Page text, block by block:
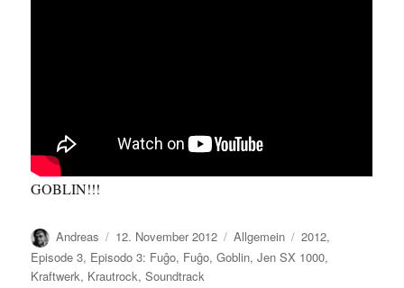
GOBLIN!!!
Autor
Andreas
Veröffentlicht
am
12. November 2012 Kategorien
Allgemein Schlagwörter
2012,
Episode 3, Episodo 3: Fuĝo, Fuĝo,Goblin,Jen SX 1000,
Kraftwerk, Krautrock,Soundtrack